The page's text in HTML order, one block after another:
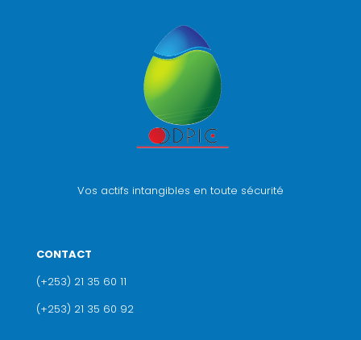
Vos actifs intangibles en toute sécurité
CONTACT
(+253) 21 35 60 11
(+253) 21 35 60 92